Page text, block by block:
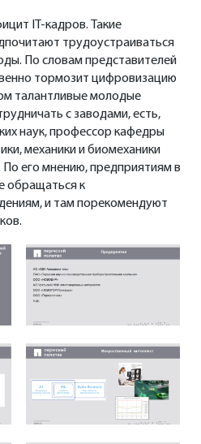
IT-кадров. Такие
трудоустраиваться
По словам представителей
тормозит цифровизацию
талантливые молодые
с заводами, есть,
наук, профессор кафедры
механики и биомеханики
его мнению, предприятиям в
обращаться к
и там порекомендуют